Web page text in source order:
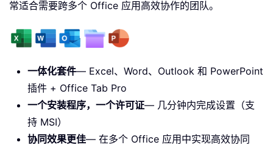
常适合需要跨多个 Office 应用高效协作的团队。
一体化套件— Excel、Word、Outlook 和 PowerPoint
插件 + Office Tab Pro
一个安装程序，一个许可证— 几分钟内完成设置（支
持 MSI）
协同效果更佳— 在多个 Office 应用中实现高效协同